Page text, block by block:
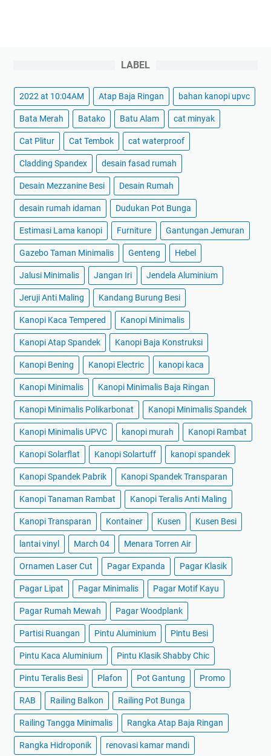
LABEL
2022 at 10:04AM Atap Baja Ringan bahan kanopi upvc
Bata Merah Batako Batu Alam cat minyak
Cat Plitur Cat Tembok cat waterproof
Cladding Spandex desain fasad rumah
Desain Mezzanine Besi Desain Rumah
desain rumah idaman Dudukan Pot Bunga
Estimasi Lama kanopi Furniture Gantungan Jemuran
Gazebo Taman Minimalis Genteng Hebel
Jalusi Minimalis Jangan Iri Jendela Aluminium
Jeruji Anti Maling Kandang Burung Besi
Kanopi Kaca Tempered Kanopi Minimalis
Kanopi Atap Spandek Kanopi Baja Konstruksi
Kanopi Bening Kanopi Electric kanopi kaca
Kanopi Minimalis Kanopi Minimalis Baja Ringan
Kanopi Minimalis Polikarbonat Kanopi Minimalis Spandek
Kanopi Minimalis UPVC kanopi murah Kanopi Rambat
Kanopi Solarflat Kanopi Solartuff kanopi spandek
Kanopi Spandek Pabrik Kanopi Spandek Transparan
Kanopi Tanaman Rambat Kanopi Teralis Anti Maling
Kanopi Transparan Kontainer Kusen Kusen Besi
lantai vinyl March 04 Menara Torren Air
Ornamen Laser Cut Pagar Expanda Pagar Klasik
Pagar Lipat Pagar Minimalis Pagar Motif Kayu
Pagar Rumah Mewah Pagar Woodplank
Partisi Ruangan Pintu Aluminium Pintu Besi
Pintu Kaca Aluminium Pintu Klasik Shabby Chic
Pintu Teralis Besi Plafon Pot Gantung Promo
RAB Railing Balkon Railing Pot Bunga
Railing Tangga Minimalis Rangka Atap Baja Ringan
Rangka Hidroponik renovasi kamar mandi